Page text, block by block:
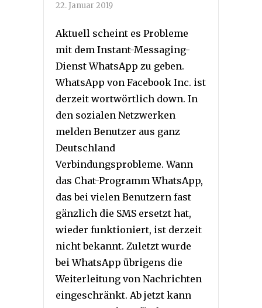
22. Januar 2019
Aktuell scheint es Probleme
mit dem Instant-Messaging-
Dienst WhatsApp zu geben.
WhatsApp von Facebook Inc. ist
derzeit wortwörtlich down. In
den sozialen Netzwerken
melden Benutzer aus ganz
Deutschland
Verbindungsprobleme. Wann
das Chat-Programm WhatsApp,
das bei vielen Benutzern fast
gänzlich die SMS ersetzt hat,
wieder funktioniert, ist derzeit
nicht bekannt. Zuletzt wurde
bei WhatsApp übrigens die
Weiterleitung von Nachrichten
eingeschränkt. Ab jetzt kann